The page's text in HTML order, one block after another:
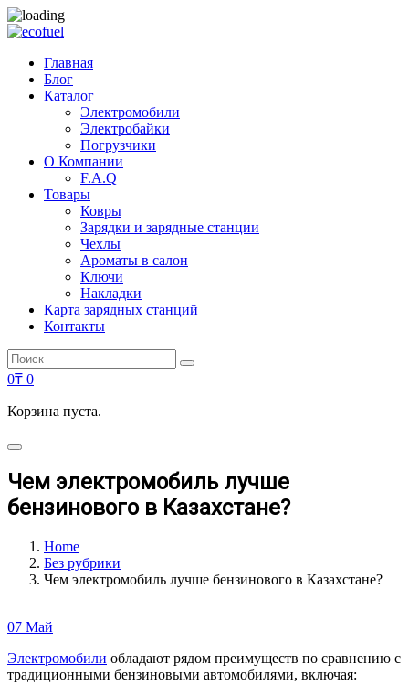
Главная
Блог
Каталог
Электромобили
Электробайки
Погрузчики
О Компании
F.A.Q
Товары
Ковры
Зарядки и зарядные станции
Чехлы
Ароматы в салон
Ключи
Накладки
Карта зарядных станций
Контакты
Search
for:
Search
0₸ 0
Корзина пуста.
Чем электромобиль лучше
бензинового в Казахстане?
Home
Без рубрики
Чем электромобиль лучше бензинового в Казахстане?
07 Май
Электромобили обладают рядом преимуществ по сравнению с
традиционными бензиновыми автомобилями, включая: